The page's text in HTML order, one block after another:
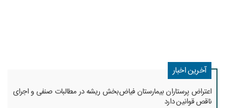
آخرین اخبار
اعتراض پرستاران بیمارستان فیاض‌بخش ریشه در مطالبات صنفی و اجرای
ناقص قوانین دارد